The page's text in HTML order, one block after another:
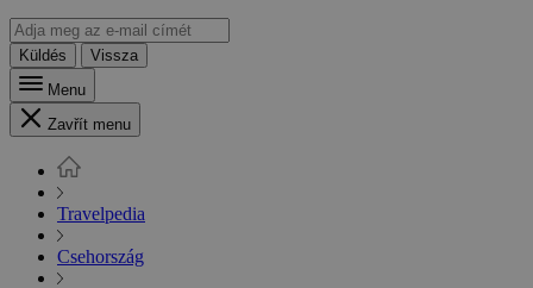
Küldés
Vissza
Menu
Zavřít menu
Travelpedia
Csehország